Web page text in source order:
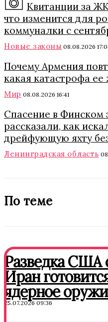
Квитанции за
что изменится для
коммуналки с
Новые законы 08.08.2026
Почему Армения
какая катастрофа
Мир 08.08.2026 16:41
Спасение в Финском
рассказали, как
дрейфующую яхту
Ленинградская область
По теме
Разведка США
Иран
ядерное
25.07.2026 09:36